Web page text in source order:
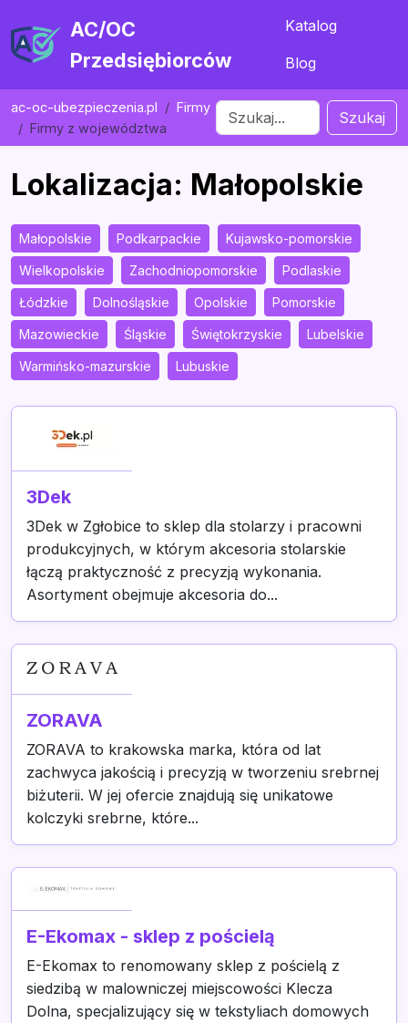
AC/OC
Przedsiębiorców
Katalog
Blog
ac-oc-ubezpieczenia.pl
Firmy
Firmy z województwa
Szukaj
Lokalizacja: Małopolskie
Małopolskie Podkarpackie Kujawsko-pomorskie
Wielkopolskie Zachodniopomorskie Podlaskie
Łódzkie Dolnośląskie Opolskie Pomorskie
Mazowieckie Śląskie Świętokrzyskie Lubelskie
Warmińsko-mazurskie Lubuskie
3Dek
3Dek w Zgłobice to sklep dla stolarzy i pracowni
produkcyjnych, w którym akcesoria stolarskie
łączą praktyczność z precyzją wykonania.
Asortyment obejmuje akcesoria do...
ZORAVA
ZORAVA to krakowska marka, która od lat
zachwyca jakością i precyzją w tworzeniu srebrnej
biżuterii. W jej ofercie znajdują się unikatowe
kolczyki srebrne, które...
E-Ekomax - sklep z pościelą
E-Ekomax to renomowany sklep z pościelą z
siedzibą w malowniczej miejscowości Klecza
Dolna, specjalizujący się w tekstyliach domowych